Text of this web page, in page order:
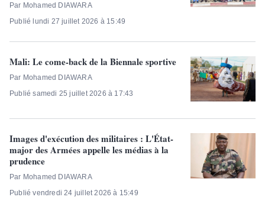
Par Mohamed DIAWARA
Publié lundi 27 juillet 2026 à 15:49
Mali: Le come-back de la Biennale sportive
Par Mohamed DIAWARA
Publié samedi 25 juillet 2026 à 17:43
Images d'exécution des militaires : L'État-
major des Armées appelle les médias à la
prudence
Par Mohamed DIAWARA
Publié vendredi 24 juillet 2026 à 15:49